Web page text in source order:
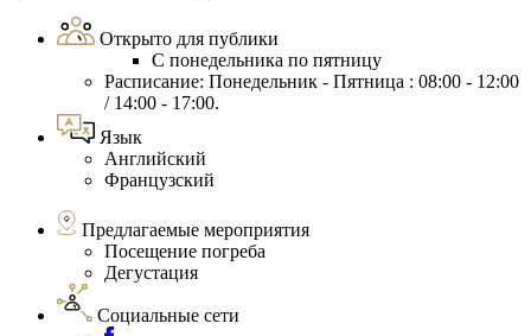
Открыто для публики
С понедельника по пятницу
Расписание: Понедельник - Пятница : 08:00 - 12:00
/ 14:00 - 17:00.
Язык
Английский
Французский
Предлагаемые мероприятия
Посещение погреба
Дегустация
Социальные сети